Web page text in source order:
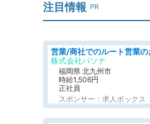
注目情報 PR
株式会社パソナ
福岡県 北九州市
時給1,506円
正社員
スポンサー：求人ボックス